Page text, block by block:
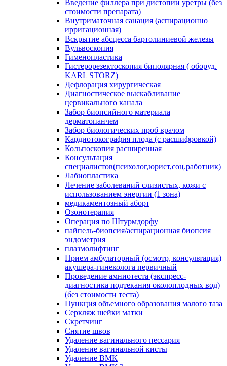
Введение филлера при дистопии уретры (без
стоимости препарата)
Внутриматочная санация (аспирационно
ирригационная)
Вскрытие абсцесса бартолиниевой железы
Вульвоскопия
Гименопластика
Гистерорезектоскопия биполярная ( оборуд.
KARL STORZ)
Дефлорация хирургическая
Диагностическое выскабливание
цервикального канала
Забор биопсийного материала
дерматопанчем
Забор биологических проб врачом
Кардиотокография плода (с расшифровкой)
Кольпоскопия расширенная
Консультация
специалистов(психолог,юрист,соц.работник)
Лабиопластика
Лечение заболеваний слизистых, кожи с
использованием энергии (1 зона)
медикаментозный аборт
Озонотерапия
Операция по Штурмдорфу
пайпель-биопсия/аспирационная биопсия
эндометрия
плазмолифтинг
Прием амбулаторный (осмотр, консультация)
акушера-гинеколога первичный
Проведение амниотеста (экспресс-
диагностика подтекания околоплодных вод)
(без стоимости теста)
Пункция объемного образования малого таза
Серкляж шейки матки
Скретчинг
Снятие швов
Удаление вагинального пессария
Удаление вагинальной кисты
Удаление ВМК